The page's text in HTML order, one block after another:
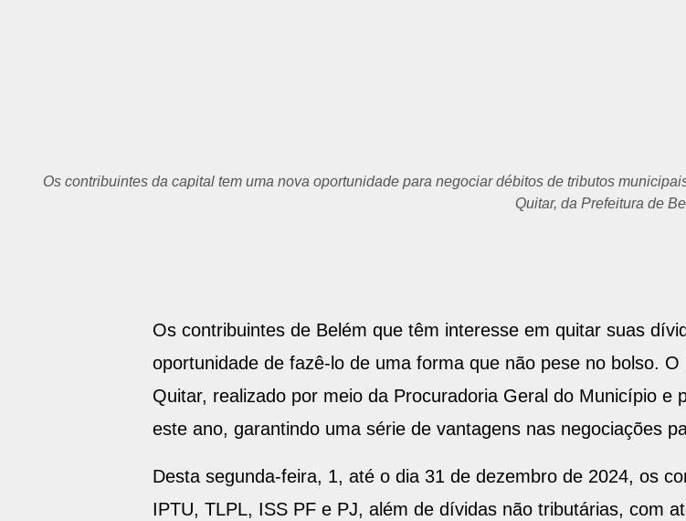
Os contribuintes da capital tem uma nova oportunidade para negociar débitos de tributos
Quitar, da Prefeitura de
Os contribuintes de Belém que têm interesse em quitar suas
oportunidade de fazê-lo de uma forma que não pese no bolso.
Quitar, realizado por meio da Procuradoria Geral do Município e
este ano, garantindo uma série de vantagens nas negociações
Desta segunda-feira, 1, até o dia 31 de dezembro de 2024, os
IPTU, TLPL, ISS PF e PJ, além de dívidas não tributárias, com